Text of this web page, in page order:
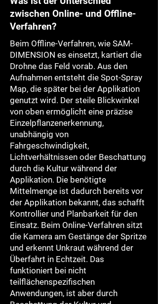
zwischen Online- und Offline-
Verfahren?
Beim Offline-Verfahren, wie SAM-
DIMENSION es einsetzt, kartiert die
Drohne das Feld vorab. Aus den
Aufnahmen entsteht die Spot-Spray
Map, die später bei der Applikation
genutzt wird. Der steile Blickwinkel
von oben ermöglicht eine präzise
Einzelpflanzenerkennung,
unabhängig von
Fahrgeschwindigkeit,
Lichtverhältnissen oder Beschattung
durch die Kultur während der
Applikation. Die benötigte
Mittelmenge ist dadurch bereits vor
der Applikation bekannt, das schafft
Kontrollier und Planbarkeit für den
Einsatz. Beim Online-Verfahren sitzt
die Kamera am Gestänge der Spritze
und erkennt Unkraut während der
Überfahrt in Echtzeit. Das
funktioniert bei nicht
teilflächenspezifischen
Anwendungen, ist aber durch